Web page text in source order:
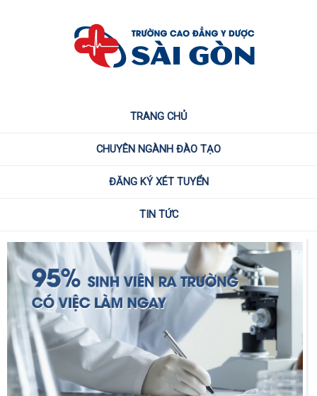
TRANG CHỦ
CHUYÊN NGÀNH ĐÀO TẠO
ĐĂNG KÝ XÉT TUYỂN
TIN TỨC